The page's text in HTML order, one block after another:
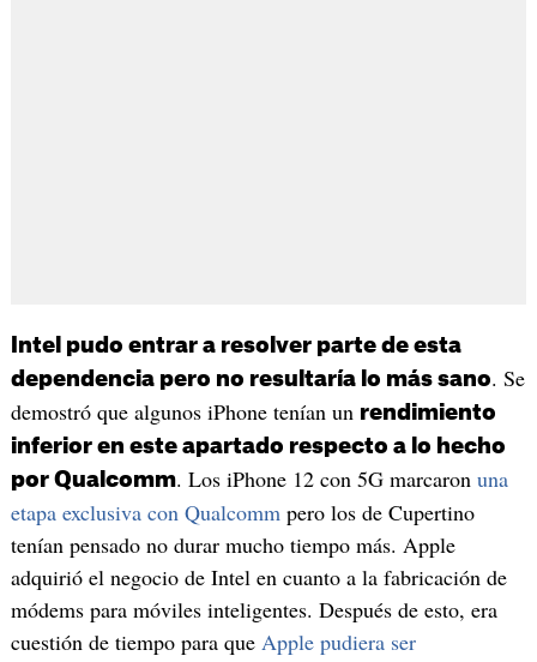
Intel pudo entrar a resolver parte de esta
dependencia pero no resultaría lo más sano. Se
demostró que algunos iPhone tenían un rendimiento
inferior en este apartado respecto a lo hecho
por Qualcomm. Los iPhone 12 con 5G marcaron una
etapa exclusiva con Qualcommpero los de Cupertino
tenían pensado no durar mucho tiempo más. Apple
adquirió el negocio de Intel en cuanto a la fabricación de
módems para móviles inteligentes. Después de esto, era
cuestión de tiempo para que Apple pudiera ser